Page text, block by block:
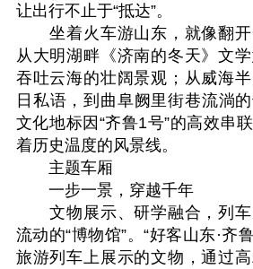
让出行不止于“抵达”。
坐着火车游山东，就像翻开
从大明湖畔《济南的冬天》文
吞吐云海的壮阔景观；从威海
日私语，到曲阜阙里街巷流淌
文化地标因“齐鲁1号”的高效串
着历史温度的风景线。
主题车厢
一步一景，穿越千年
文物展示、研学融合，列车
流动的“博物馆”。“好客山东·齐
旅游列车上展示的文物，通过